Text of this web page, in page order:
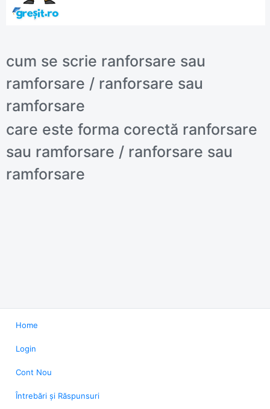
cum se scrie ranforsare sau
ramforsare / ranforsare sau
ramforsare
care este forma corectă ranforsare
sau ramforsare / ranforsare sau
ramforsare
Home
Login
Cont Nou
Întrebări și Răspunsuri